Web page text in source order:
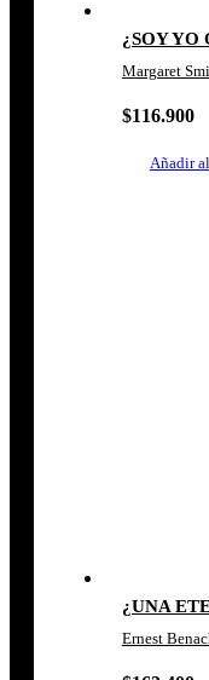
¿SOY YO
Margaret
$116.900
Añadir
¿UNA
Ernest